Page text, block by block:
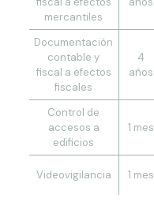
mercantiles
Documentación
contable y
fiscal a efectos
fiscales
4
años
Control de
accesos a
edificios
1 mes
Videovigilancia 1 mes